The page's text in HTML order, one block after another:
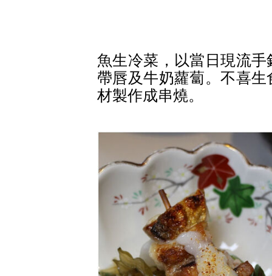
魚生冷菜，以當日現流
帶唇及牛奶蘿蔔。不喜
材製作成串燒。